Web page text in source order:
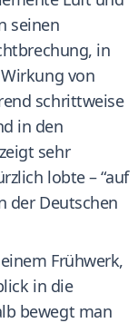
seinen
in
von
schrittweise
in den
sehr
lobte – “auf
der Deutschen
Frühwerk,
in die
bewegt man